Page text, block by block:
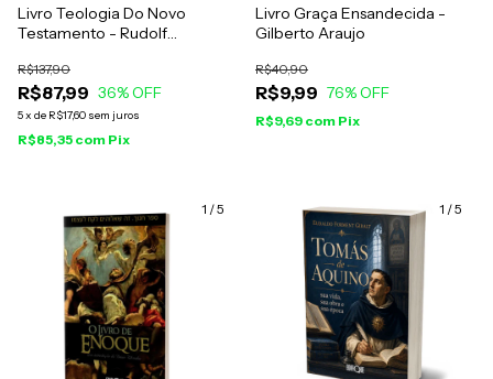
Livro Teologia Do Novo
Testamento - Rudolf
R$87,99
R$137,90
36% OFF
5x de R$17,60 sem juros
R$85,35 com Pix
Livro Graça Ensandecida -
Gilberto Araujo
R$9,99
R$40,90
76% OFF
R$9,69 com Pix
1 /5 1 /5